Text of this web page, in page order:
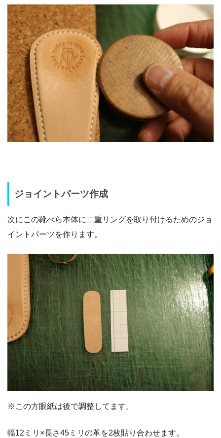
ジョイントパーツ作成
次にこの靴べら本体に二重リングを取り付けるためのジョ
イントパーツを作ります。
※この方眼紙は後で調整してます。
幅12ミリ×長さ45ミリの革を2枚貼り合わせます。